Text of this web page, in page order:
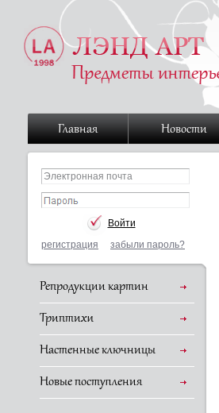
Главная Новости
регистрация забыли пароль?
Репродукции картин
Триптихи
Настенные ключницы
Новые поступления